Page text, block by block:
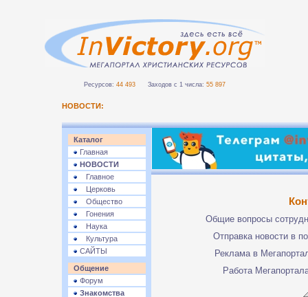
Ресурсов: 44 493 Заходов с 1 числа: 55 897
НОВОСТИ:
Каталог
Главная
НОВОСТИ
Главное
Церковь
Общество
Гонения
Наука
Культура
САЙТЫ
Общение
Форум
Знакомства
Общие вопросы
Отправка новости в
Реклама в
Работа